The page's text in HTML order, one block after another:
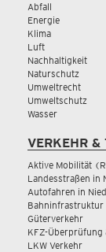
Abfall
Energie
Klima
Luft
Nachhaltigkeit
Naturschutz
Umweltrecht
Umweltschutz
Wasser
VERKEHR &
Aktive Mobilität
Landesstraßen in
Autofahren in
Bahninfrastruktur
Güterverkehr
KFZ-Überprüfung
LKW Verkehr